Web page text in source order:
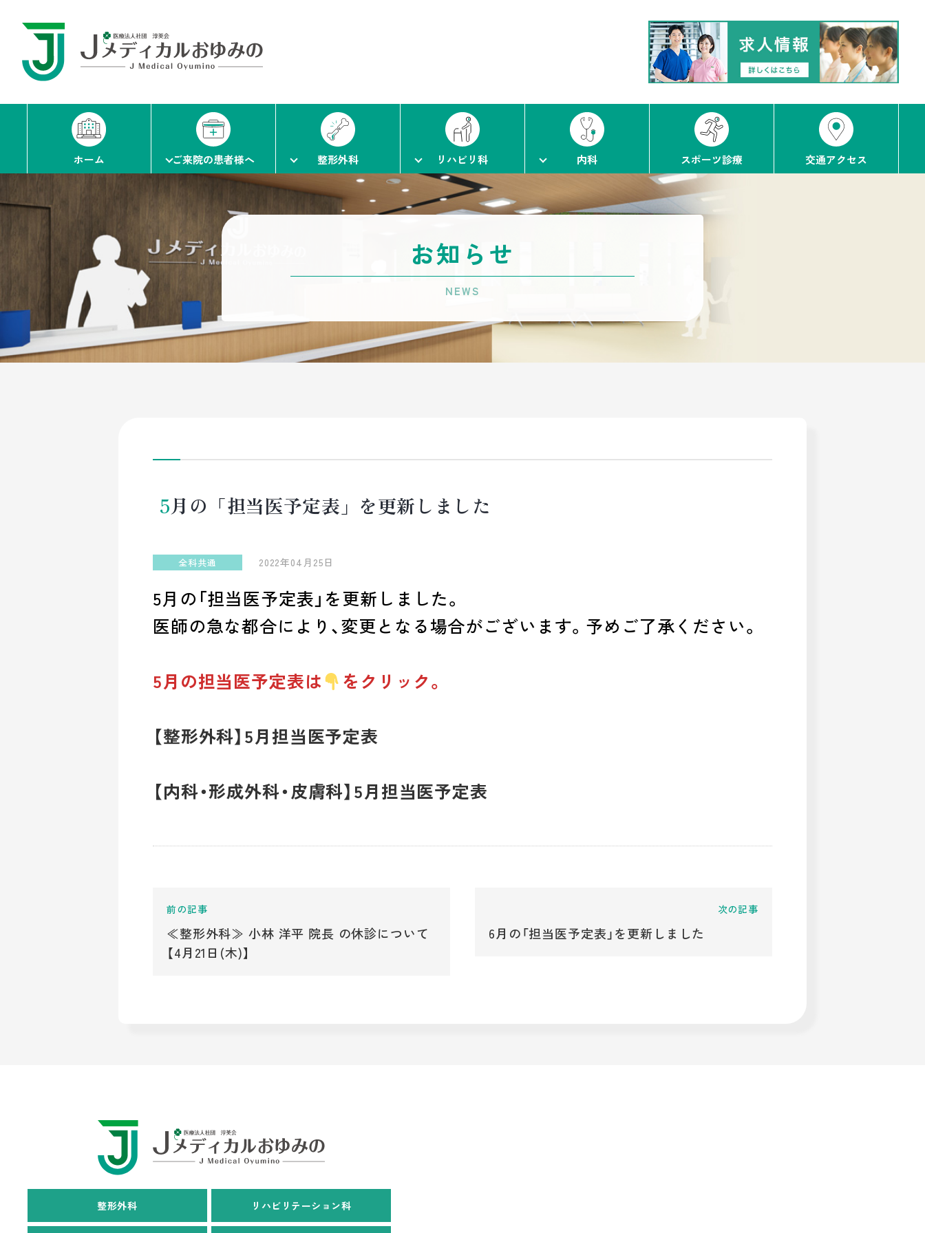
ホーム ご来院の患者様へ 整形外科 リハビリ科 内科 スポーツ診療 交通アクセス
お知らせ
5月の「担当医予定表」を更新しました
全科共通 2022年04月25日
5月の「担当医予定表」を更新しました。
医師の急な都合により、変更となる場合がございます。予めご了承ください。
5月の担当医予定表は をクリック。
【整形外科】5月担当医予定表
【内科・形成外科・皮膚科】5月担当医予定表
≪整形外科≫ 小林 洋平 院長 の休診について
【4月21日(木)】
6月の「担当医予定表」を更新しました
整形外科 リハビリテーション科